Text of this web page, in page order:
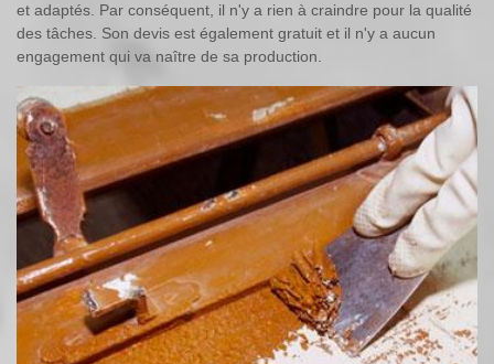
et adaptés. Par conséquent, il n'y a rien à craindre pour la qualité
des tâches. Son devis est également gratuit et il n'y a aucun
engagement qui va naître de sa production.